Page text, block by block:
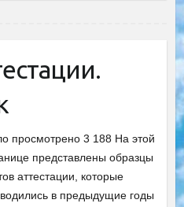
просмотрено 3 188 На этой
представлены образцы
аттестации, которые
в предыдущие годы